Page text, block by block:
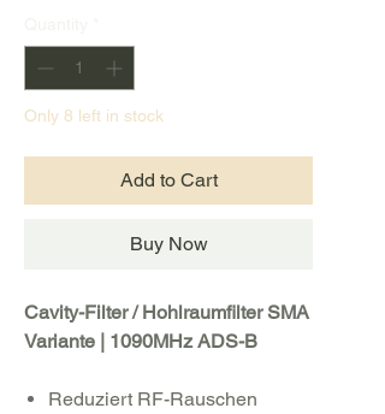
Only 8 left in stock
Add to Cart
Buy Now
Cavity-Filter / Hohlraumfilter SMA
Variante | 1090MHz ADS-B
Reduziert RF-Rauschen